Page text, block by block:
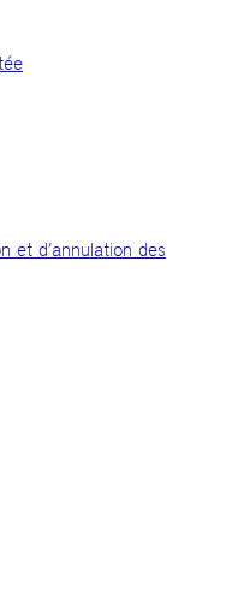
et d’annulation des